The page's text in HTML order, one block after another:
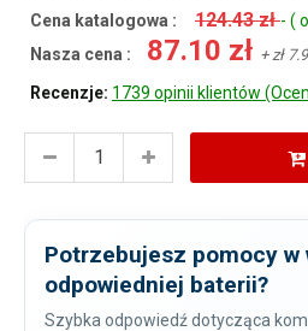
Cena katalogowa : 124.43 zł- (
Nasza cena :
87.10 zł + zł
Recenzje: 1739 opinii klientów
Potrzebujesz pomocy w
odpowiedniej baterii?
Szybka odpowiedź dotycząca